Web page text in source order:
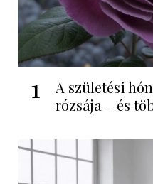
1
A születési
rózsája – és